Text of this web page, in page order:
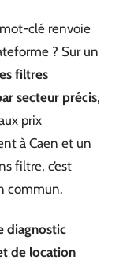
mot-clé renvoie
? Sur un
filtres
secteur précis,
prix
à Caen et un
filtre, c’est
commun.
diagnostic
de location